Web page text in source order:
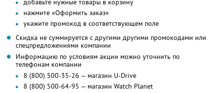
добавьте нужные товары в корзину
нажмите «Оформить заказ»
укажите промокод в соответствующем поле
Скидка не суммируется с другими другими промокодами или
спецпредложениями компании
Информацию по условиям акции можно уточнить по
телефонам компании
8 (800) 500-35-26 — магазин U-Drive
8 (800) 500-64-95 — магазин Watch Planet